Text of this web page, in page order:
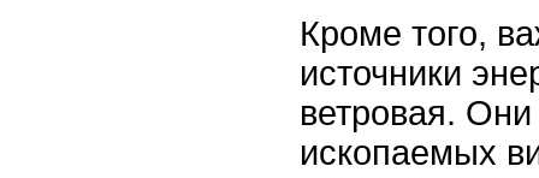
Кроме того,
источники
ветровая.
ископаемых